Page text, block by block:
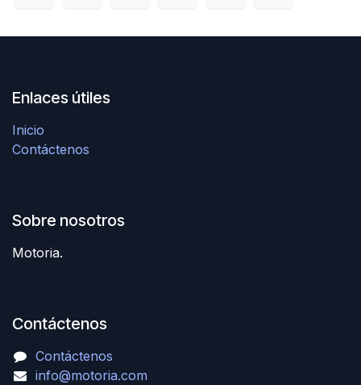
Enlaces útiles
Inicio
Contáctenos
Sobre nosotros
Motoria.
Contáctenos
Contáctenos
info@motoria.com